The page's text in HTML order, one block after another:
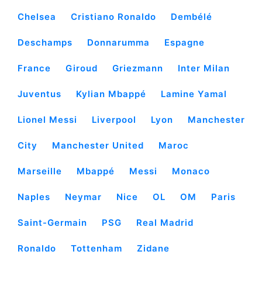
Chelsea Cristiano Ronaldo Dembélé
Deschamps Donnarumma Espagne
France Giroud Griezmann Inter Milan
Juventus Kylian Mbappé Lamine Yamal
Lionel Messi Liverpool Lyon Manchester
City Manchester United Maroc
Marseille Mbappé Messi Monaco
Naples Neymar Nice OL OM Paris
Saint-Germain PSG Real Madrid
Ronaldo Tottenham Zidane